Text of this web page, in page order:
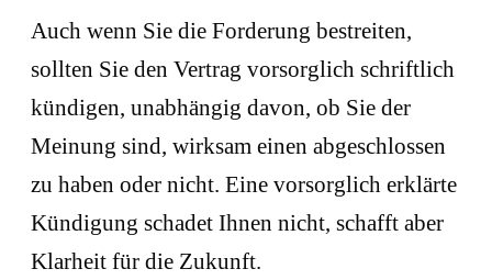
Auch wenn Sie die Forderung bestreiten,
sollten Sie den Vertrag vorsorglich schriftlich
kündigen, unabhängig davon, ob Sie der
Meinung sind, wirksam einen abgeschlossen
zu haben oder nicht. Eine vorsorglich erklärte
Kündigung schadet Ihnen nicht, schafft aber
Klarheit für die Zukunft.